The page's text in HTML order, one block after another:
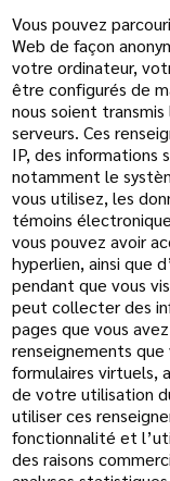
Vous pouvez
Web de façon
votre ordinateur,
être configurés de
nous soient
serveurs. Ces
IP, des informations
notamment le
vous utilisez, les
témoins
vous pouvez avoir
hyperlien, ainsi que
pendant que vous
peut collecter des
pages que vous
renseignements que
formulaires virtuels,
de votre utilisation
utiliser ces
fonctionnalité et
des raisons